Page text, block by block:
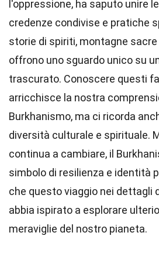
l'oppressione, ha saputo unire
credenze condivise e pratiche
storie di spiriti, montagne
offrono uno sguardo unico su
trascurato. Conoscere questi
arricchisce la nostra
Burkhanismo, ma ci ricorda
diversità culturale e spirituale.
continua a cambiare, il
simbolo di resilienza e identità
che questo viaggio nei dettagli
abbia ispirato a esplorare
meraviglie del nostro pianeta.